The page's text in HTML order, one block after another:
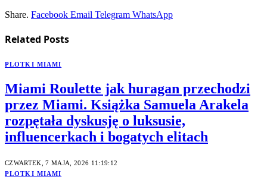
Share. Facebook Email Telegram WhatsApp
Related Posts
PLOTKI MIAMI
Miami Roulette jak huragan przechodzi
przez Miami. Książka Samuela Arakela
rozpętała dyskusję o luksusie,
influencerkach i bogatych elitach
CZWARTEK, 7 MAJA, 2026 11:19:12
PLOTKI MIAMI